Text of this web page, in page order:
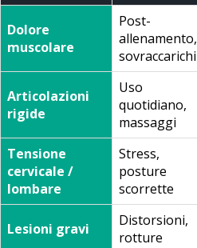
Dolore
muscolare
Post-
allenamento,
sovraccarichi
Articolazioni
rigide
Uso
quotidiano,
massaggi
Tensione
cervicale /
lombare
Stress,
posture
scorrette
Lesioni gravi
Distorsioni,
rotture